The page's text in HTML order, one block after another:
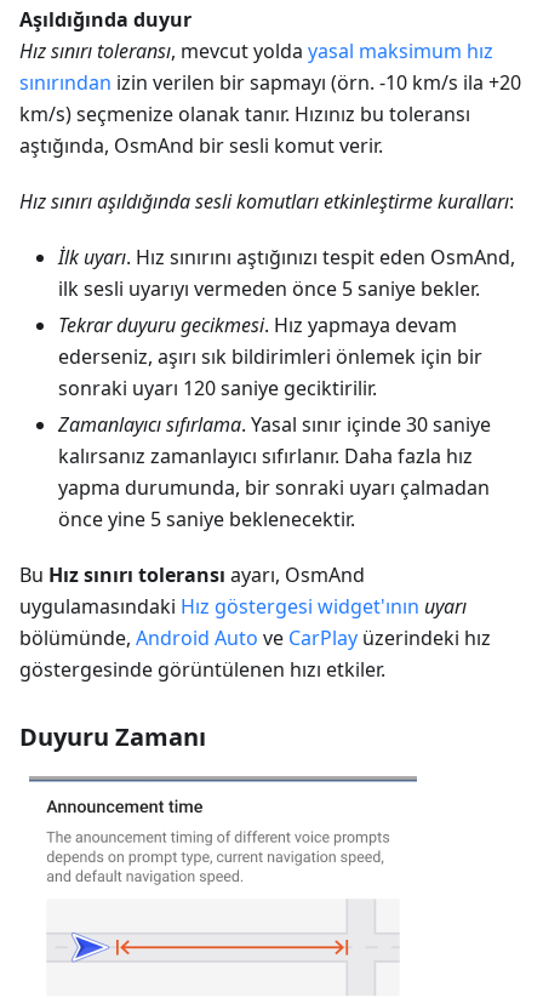
Aşıldığında duyur
Hız sınırı toleransı, mevcut yolda yasal maksimum hız
sınırından izin verilen bir sapmayı (örn. -10 km/s ila +20
km/s) seçmenize olanak tanır. Hızınız bu toleransı
aştığında, OsmAnd bir sesli komut verir.
Hız sınırı aşıldığında sesli komutları etkinleştirme kuralları:
İlk uyarı. Hız sınırını aştığınızı tespit eden OsmAnd,
ilk sesli uyarıyı vermeden önce 5 saniye bekler.
Tekrar duyuru gecikmesi. Hız yapmaya devam
ederseniz, aşırı sık bildirimleri önlemek için bir
sonraki uyarı 120 saniye geciktirilir.
Zamanlayıcı sıfırlama. Yasal sınır içinde 30 saniye
kalırsanız zamanlayıcı sıfırlanır. Daha fazla hız
yapma durumunda, bir sonraki uyarı çalmadan
önce yine 5 saniye beklenecektir.
Bu Hız sınırı toleransı ayarı, OsmAnd
uygulamasındaki Hız göstergesi widget'ının uyarı
bölümünde, Android Auto ve CarPlay üzerindeki hız
göstergesinde görüntülenen hızı etkiler.
Duyuru Zamanı